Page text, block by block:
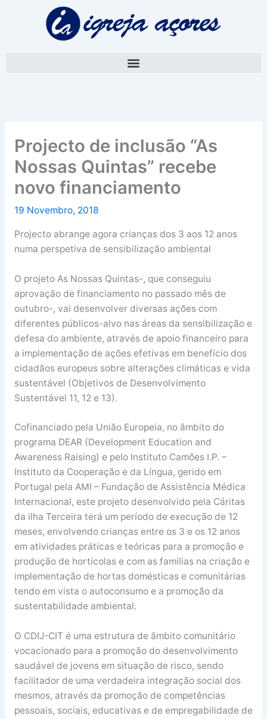
Projecto de inclusão “As
Nossas Quintas” recebe
novo financiamento
19 Novembro, 2018
Projecto abrange agora crianças dos 3 aos 12 anos
numa perspetiva de sensibilização ambiental
O projeto As Nossas Quintas-, que conseguiu
aprovação de financiamento no passado mês de
outubro-, vai desenvolver diversas ações com
diferentes públicos-alvo nas áreas da sensibilização e
defesa do ambiente, através de apoio financeiro para
a implementação de ações efetivas em benefício dos
cidadãos europeus sobre alterações climáticas e vida
sustentável (Objetivos de Desenvolvimento
Sustentável 11, 12 e 13).
Cofinanciado pela União Europeia, no âmbito do
programa DEAR (Development Education and
Awareness Raising) e pelo Instituto Camões I.P. –
Instituto da Cooperação e da Língua, gerido em
Portugal pela AMI – Fundação de Assistência Médica
Internacional, este projeto desenvolvido pela Cáritas
da ilha Terceira terá um período de execução de 12
meses, envolvendo crianças entre os 3 e os 12 anos
em atividades práticas e teóricas para a promoção e
produção de hortícolas e com as famílias na criação e
implementação de hortas domésticas e comunitárias
tendo em vista o autoconsumo e a promoção da
sustentabilidade ambiental.
O CDIJ-CIT é uma estrutura de âmbito comunitário
vocacionado para a promoção do desenvolvimento
saudável de jovens em situação de risco, sendo
facilitador de uma verdadeira integração social dos
mesmos, através da promoção de competências
pessoais, sociais, educativas e de empregabilidade de